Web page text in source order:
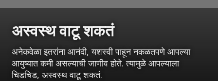
अस्वस्थ वाटू शकतं
अनेकवेळा इतरांना आनंदी, यशस्वी पाहून नकळतपणे आपल्या
आयुष्यात कमी असल्याची जाणीव होते. त्यामुळे आपल्याला
चिडचिड, अस्वस्थ वाटू शकतं.